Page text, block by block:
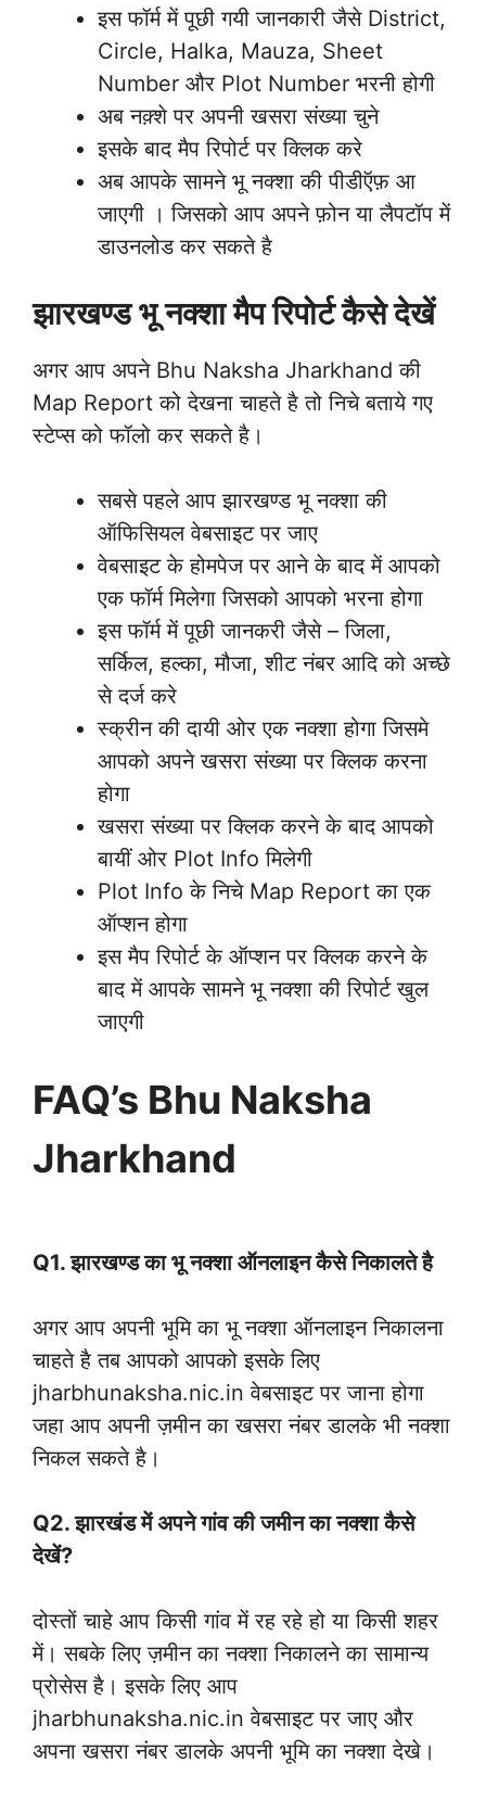
इस फॉर्म में पूछीगयी जानकारी जैसे District,
Circle, Halka, Mauza, Sheet
Number और Plot Number भरनी होगी
अब नक़्शे पर अपनी खसरा संख्या चुने
इसके बाद मैप रिपोर्ट पर क्लिक करे
अब आपके सामने भू नक्शा की पीडीऍफ़ आ
जाएगी । जिसको आप अपने फ़ोन या लैपटॉप में
डाउनलोड कर सकते है
झारखण्ड भू नक्शा मैप रिपोर्ट कैसे देखें
अगर आप अपने Bhu Naksha Jharkhand की
Map Report को देखना चाहते है तो निचे बताये गए
स्टेप्स को फॉलो कर सकते है।
सबसे पहले आप झारखण्ड भू नक्शा की
ऑफिसियल वेबसाइट पर जाए
वेबसाइट के होमपेज पर आने के बाद में आपको
एक फॉर्म मिलेगा जिसको आपको भरना होगा
इस फॉर्म में पूछी जानकरी जैसे – जिला,
सर्किल, हल्का, मौजा, शीट नंबर आदि को अच्छे
से दर्ज करे
स्क्रीन की दायी ओर एक नक्शा होगा जिसमे
आपको अपने खसरा संख्या पर क्लिक करना
होगा
खसरा संख्या पर क्लिक करने के बाद आपको
बायीं ओर Plot Info मिलेगी
Plot Info के निचे Map Report का एक
ऑप्शन होगा
इस मैप रिपोर्ट के ऑप्शन पर क्लिक करने के
बाद में आपके सामने भू नक्शा की रिपोर्ट खुल
जाएगी
FAQ’s Bhu Naksha
Jharkhand
Q1. झारखण्ड का भू नक्शा ऑनलाइन कैसे निकालते है
अगर आप अपनी भूमि का भू नक्शा ऑनलाइन निकालना
चाहते है तब आपको आपको इसके लिए
jharbhunaksha.nic.in वेबसाइट पर जाना होगा
जहा आप अपनी ज़मीन का खसरा नंबर डालके भी नक्शा
निकल सकते है।
Q2. झारखंड में अपने गांव की जमीन का नक्शा कैसे
देखें?
दोस्तों चाहे आप किसी गांव में रह रहे हो या किसी शहर
में। सबके लिए ज़मीन का नक्शा निकालने का सामान्य
प्रोसेस है। इसके लिए आप
jharbhunaksha.nic.in वेबसाइट पर जाए और
अपना खसरा नंबर डालके अपनी भूमि का नक्शा देखे।